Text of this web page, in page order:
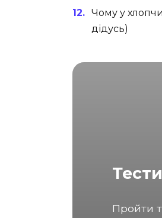
Чому у
дідусь)
Пройти